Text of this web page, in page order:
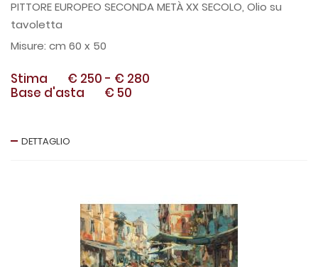
PITTORE EUROPEO SECONDA METÀ XX SECOLO, Olio su
tavoletta
cm 60 x 50
Stima € 250 - € 280
Base d'asta
€ 50
DETTAGLIO